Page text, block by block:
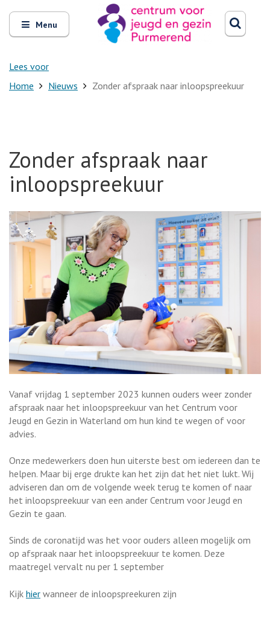
Open
en
sluit
Menu
Lees voor
Zoeken
Home Nieuws Zonder afspraak naar inloopspreekuur
Zonder afspraak naar
inloopspreekuur
Vanaf vrijdag 1 september 2023 kunnen ouders weer zonder
afspraak naar het inloopspreekuur van het Centrum voor
Jeugd en Gezin in Waterland om hun kind te wegen of voor
advies.
Onze medewerkers doen hun uiterste best om iedereen dan te
helpen. Maar bij erge drukte kan het zijn dat het niet lukt. Wij
adviseren dan om de volgende week terug te komen of naar
het inloopspreekuur van een ander Centrum voor Jeugd en
Gezin te gaan.
Sinds de coronatijd was het voor ouders alleen mogelijk om
op afspraak naar het inloopspreekuur te komen. Deze
maatregel vervalt nu per 1 september
Kijk hier wanneer de inloopspreekuren zijn